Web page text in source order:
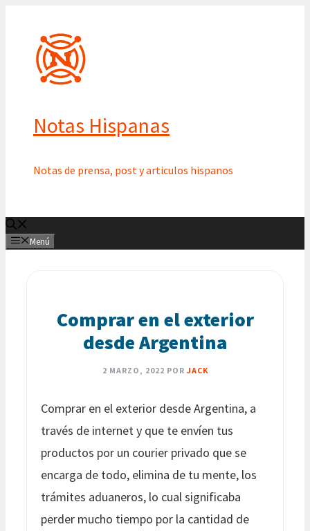
contenido
Notas Hispanas
Notas de prensa, post y articulos hispanos
Menú
Comprar en el exterior
desde Argentina
2 MARZO, 2022 POR JACK
Comprar en el exterior desde Argentina, a
través de internet y que te envíen tus
productos por un courier privado que se
encarga de todo, elimina de tu mente, los
trámites aduaneros, lo cual significaba
perder mucho tiempo por la cantidad de